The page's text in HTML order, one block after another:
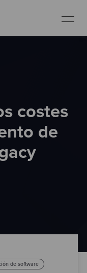
costes
de
de software